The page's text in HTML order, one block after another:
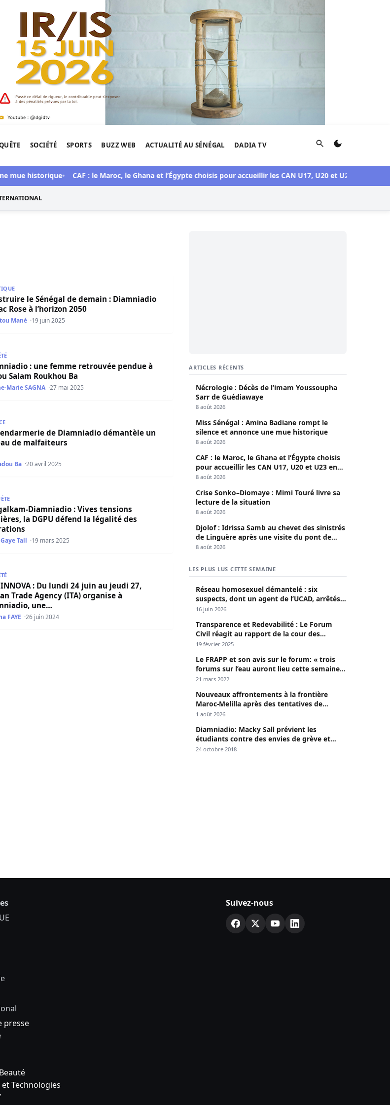
SOCIÉTÉ SPORTS BUZZ WEB ACTUALITÉ AU SÉNÉGAL DADIA TV Rechercher
historique CAF : le Maroc, le Ghana et l’Égypte choisis pour accueillir les CAN U17, U20 et U23 en 2027
le Sénégal de demain : Diamniadio
Rose à l’horizon 2050
Mané 19 juin 2025
: une femme retrouvée pendue à
Salam Roukhou Ba
Marie SAGNA 27 mai 2025
de Diamniadio démantèle un
de malfaiteurs
Ba 20 avril 2025
les 24 et 25 avril prochains, la Conférence Sociale sur l’Emploi et l’Employabilité.
Diamniadio : Vives tensions foncières, la DGPU défend la légalité des opérations
Diamniadio : Vives tensions
la DGPU défend la légalité des
Tall 19 mars 2025
: Du lundi 24 juin au jeudi 27, Italian Trade Agency (ITA) organise à Diamniadio, une…
INNOVA : Du lundi 24 juin au jeudi 27,
Trade Agency (ITA) organise à
une…
FAYE 26 juin 2024
ARTICLES RÉCENTS
Nécrologie : Décès de l’imam Youssoupha
Sarr de Guédiawaye
8 août 2026
Miss Sénégal : Amina Badiane rompt le
silence et annonce une mue historique
8 août 2026
CAF : le Maroc, le Ghana et l’Égypte choisis
pour accueillir les CAN U17, U20 et U23 en
2027
8 août 2026
Crise Sonko–Diomaye : Mimi Touré livre sa
lecture de la situation
8 août 2026
Djolof : Idrissa Samb au chevet des sinistrés
de Linguère après une visite du pont de
Thylla
8 août 2026
LES PLUS LUS CETTE SEMAINE
Réseau homosexuel démantelé : six
suspects, dont un agent de l’UCAD, arrêtés à
Keur Massar ; l’un avoue avoir propagé le
16 juin 2026
Transparence et Redevabilité : Le Forum
Civil réagit au rapport de la cour des
comptes
19 février 2025
Le FRAPP et son avis sur le forum: « trois
forums sur l’eau auront lieu cette semaine à
Dakar »
21 mars 2022
Nouveaux affrontements à la frontière
Maroc-Melilla après des tentatives de
passage
1 août 2026
Diamniadio: Macky Sall prévient les
étudiants contre des envies de grève et
menace
24 octobre 2018
presse
et Technologies
Suivez-nous